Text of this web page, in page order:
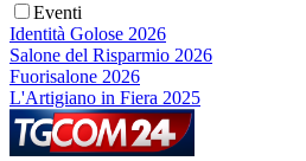
Eventi
Identità Golose 2026
Salone del Risparmio 2026
Fuorisalone 2026
L'Artigiano in Fiera 2025